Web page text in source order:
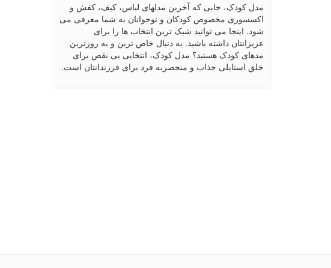
مدل کودک، جایی که آخرین مدلهای لباس، کیف، کفش و
اکسسوری مخصوص کودکان و نوجوانان به شما معرفی می
شود. اینجا می توانید شیک ترین انتخاب ها را برای
عزیزانتان داشته باشید. به دنبال خاص ترین و به روزترین
مدهای کودک هستید؟ مدل کودک، انتخابی بی نقص برای
خلق استایلی جذاب و منحصربه فرد برای فرزندانتان است.